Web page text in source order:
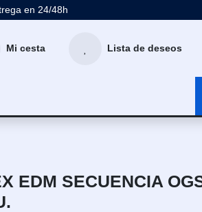
en 24/48h
Mi cesta Lista de deseos
EDM SECUENCIA